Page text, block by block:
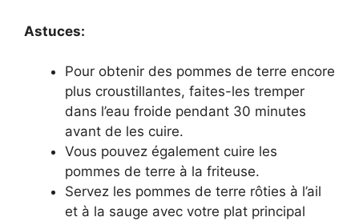
Astuces:
Pour obtenir des pommes de terre encore
plus croustillantes, faites-les tremper
dans l’eau froide pendant 30 minutes
avant de les cuire.
Vous pouvez également cuire les
pommes de terre à la friteuse.
Servez les pommes de terre rôties à l’ail
et à la sauge avec votre plat principal